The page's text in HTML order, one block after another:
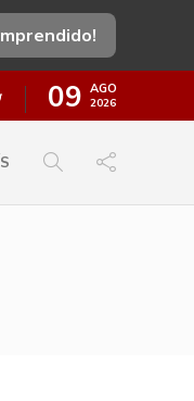
09 AGO
2026